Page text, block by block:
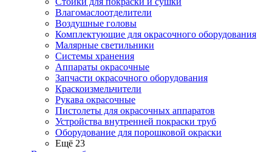
Влагомаслоотделители
Воздушные головы
Комплектующие для окрасочного оборудования
Малярные светильники
Системы хранения
Аппараты окрасочные
Запчасти окрасочного оборудования
Краскоизмельчители
Рукава окрасочные
Пистолеты для окрасочных аппаратов
Устройства внутренней покраски труб
Оборудование для порошковой окраски
Ещё 23